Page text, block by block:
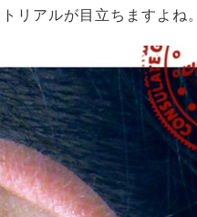
リアルが目立ちますよね。